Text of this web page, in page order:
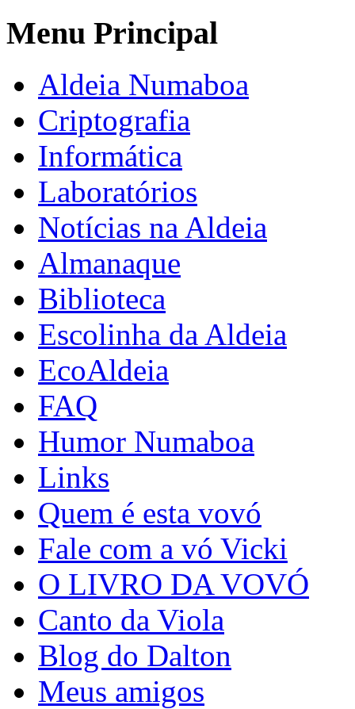
Menu Principal
Aldeia Numaboa
Criptografia
Informática
Laboratórios
Notícias na Aldeia
Almanaque
Biblioteca
Escolinha da Aldeia
EcoAldeia
FAQ
Humor Numaboa
Links
Quem é esta vovó
Fale com a vó Vicki
O LIVRO DA VOVÓ
Canto da Viola
Blog do Dalton
Meus amigos